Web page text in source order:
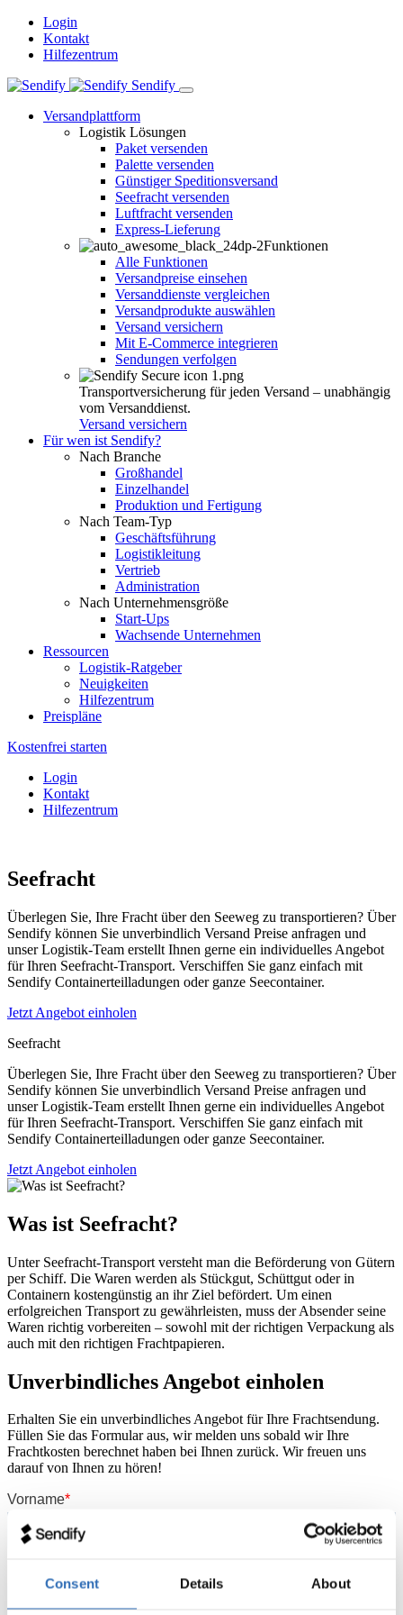
Consent Details About
Login
Kontakt
Hilfezentrum
Sendify
Versandplattform
Logistik Lösungen
Paket versenden
Palette versenden
Günstiger Speditionsversand
Seefracht versenden
Luftfracht versenden
Express-Lieferung
Funktionen
Alle Funktionen
Versandpreise einsehen
Versanddienste vergleichen
Versandprodukte auswählen
Versand versichern
Mit E-Commerce integrieren
Sendungen verfolgen
Transportversicherung für jeden Versand – unabhängig
vom Versanddienst.
Versand versichern
Für wen ist Sendify?
Nach Branche
Großhandel
Einzelhandel
Produktion und Fertigung
Nach Team-Typ
Geschäftsführung
Logistikleitung
Vertrieb
Administration
Nach Unternehmensgröße
Start-Ups
Wachsende Unternehmen
Ressourcen
Logistik-Ratgeber
Neuigkeiten
Hilfezentrum
Preispläne
Kostenfrei starten
Login
Kontakt
Hilfezentrum
Seefracht
Überlegen Sie, Ihre Fracht über den Seeweg zu transportieren? Über
Sendify können Sie unverbindlich Versand Preise anfragen und
unser Logistik-Team erstellt Ihnen gerne ein individuelles Angebot
für Ihren Seefracht-Transport. Verschiffen Sie ganz einfach mit
Sendify Containerteilladungen oder ganze Seecontainer.
Jetzt Angebot einholen
Seefracht
Überlegen Sie, Ihre Fracht über den Seeweg zu transportieren? Über
Sendify können Sie unverbindlich Versand Preise anfragen und
unser Logistik-Team erstellt Ihnen gerne ein individuelles Angebot
für Ihren Seefracht-Transport. Verschiffen Sie ganz einfach mit
Sendify Containerteilladungen oder ganze Seecontainer.
Jetzt Angebot einholen
Was ist Seefracht?
Unter Seefracht-Transport versteht man die Beförderung von Gütern
per Schiff. Die Waren werden als Stückgut, Schüttgut oder in
Containern kostengünstig an ihr Ziel befördert. Um einen
erfolgreichen Transport zu gewährleisten, muss der Absender seine
Waren richtig vorbereiten – sowohl mit der richtigen Verpackung als
auch mit den richtigen Frachtpapieren.
Unverbindliches Angebot einholen
Erhalten Sie ein unverbindliches Angebot für Ihre Frachtsendung.
Füllen Sie das Formular aus, wir melden uns sobald wir Ihre
Frachtkosten berechnet haben bei Ihnen zurück. Wir freuen uns
darauf von Ihnen zu hören!